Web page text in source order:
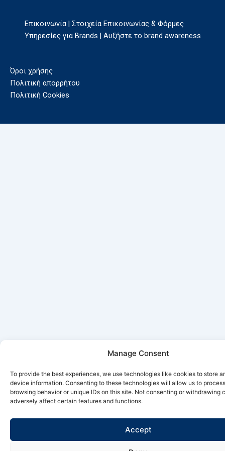
Manage Consent
To provide the best experiences, we use technologies like cookies to store
device information. Consenting to these technologies will allow us to
browsing behavior or unique IDs on this site. Not consenting or withdrawing
adversely affect certain features and functions.
Accept
Επικοινωνία | Στοιχεία Επικοινωνίας & Φόρμες
Υπηρεσίες για Brands | Αυξήστε το brand awareness
Όροι χρήσης
Πολιτική απορρήτου
Πολιτική Cookies